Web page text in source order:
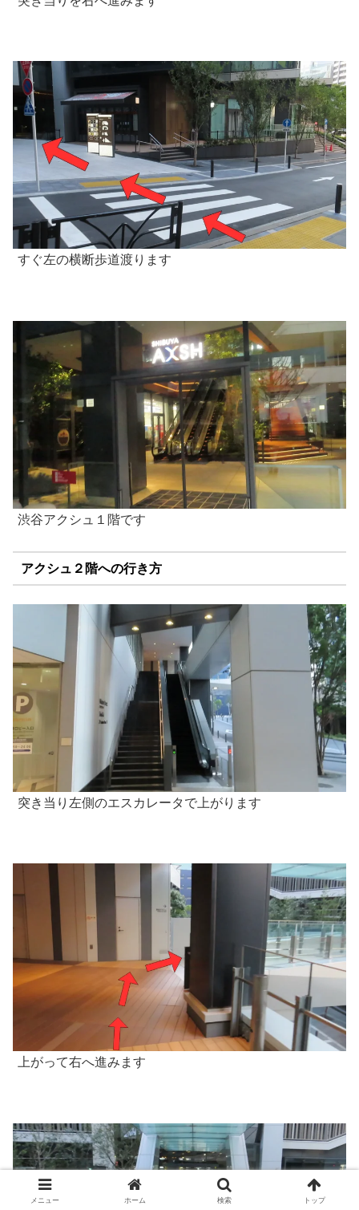
すぐ左の横断歩道渡ります
渋谷アクシュ１階です
アクシュ２階への行き方
突き当り左側のエスカレータで上がります
上がって右へ進みます
メニュー ホーム 検索 トップ